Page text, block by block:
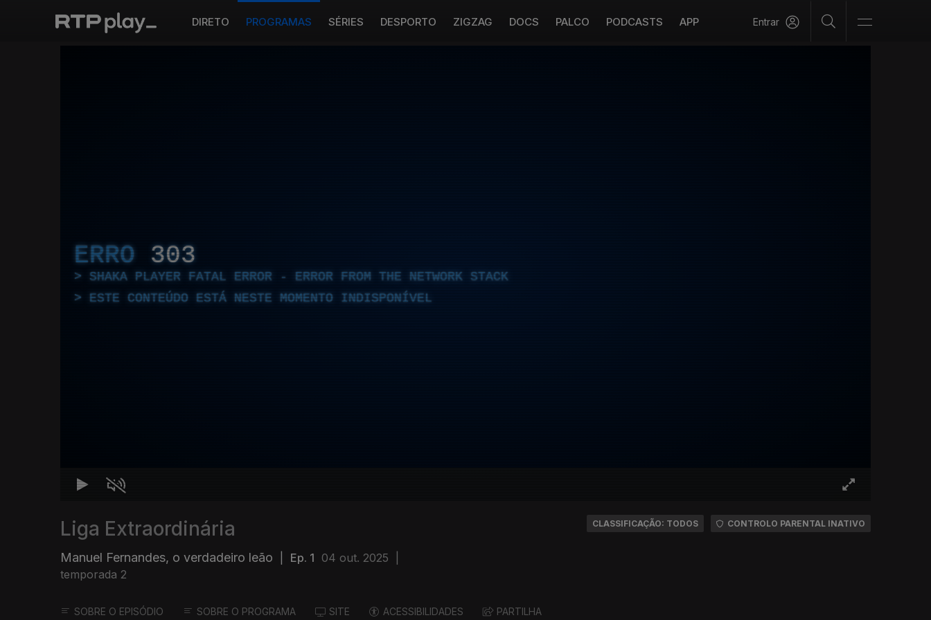
DIRETO PROGRAMAS SÉRIES DESPORTO ZIGZAG DOCS PALCO PODCASTS APP Entrar
ERRO 303
SHAKA PLAYER FATAL ERROR - ERROR FROM THE NETWORK STACK
ESTE CONTEÚDO ESTÁ NESTE MOMENTO INDISPONÍVEL
Liga Extraordinária
Manuel Fernandes, o verdadeiro leão Ep. 1 04 out. 2025
temporada 2
CLASSIFICAÇÃO: TODOS CONTROLO PARENTAL INATIVO
SOBRE O EPISÓDIO SOBRE O PROGRAMA SITE ACESSIBILIDADES PARTILHA